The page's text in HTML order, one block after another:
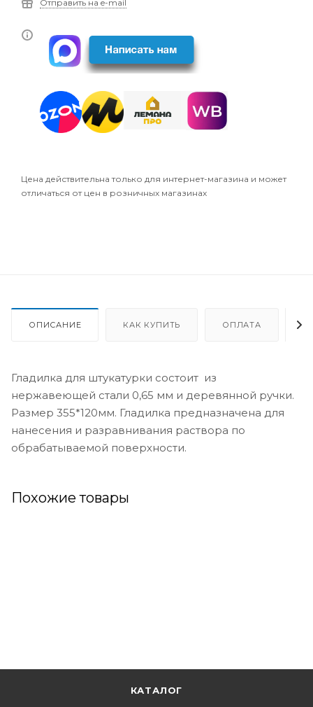
Отправить на e-mail
Цена действительна только для интернет-магазина и может
отличаться от цен в розничных магазинах
ОПИСАНИЕ КАК КУПИТЬ ОПЛАТА
Гладилка для штукатурки состоит из
нержавеющей стали 0,65 мм и деревянной ручки.
Размер 355*120мм. Гладилка предназначена для
нанесения и разравнивания раствора по
обрабатываемой поверхности.
Похожие товары
КАТАЛОГ